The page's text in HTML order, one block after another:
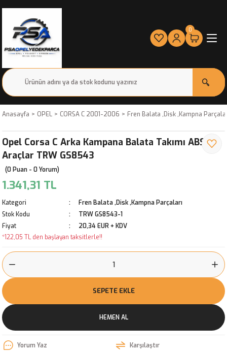
0
Anasayfa OPEL CORSA C 2001-2006 Fren Balata ,Disk ,Kampna
Opel Corsa C Arka Kampana Balata Takımı ABS 'Li
Araçlar TRW GS8543
(0 Puan - 0 Yorum)
1.341,31 TL
Kategori
Fren Balata ,Disk ,Kampna Parçaları
Stok Kodu
TRW GS8543-1
Fiyat
20,34 EUR + KDV
*122,05 TL den başlayan taksitlerle!!
SEPETE EKLE
HEMEN AL
Yorum Yaz
Karşılaştır